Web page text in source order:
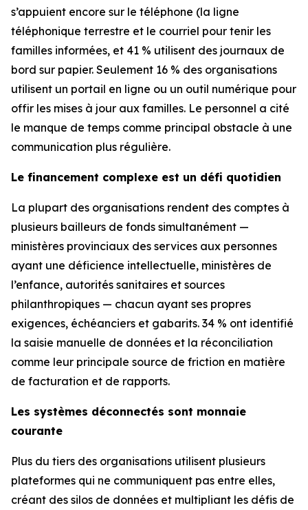
s’appuient encore sur le téléphone (la ligne
téléphonique terrestre et le courriel pour tenir les
familles informées, et 41 % utilisent des journaux de
bord sur papier. Seulement 16 % des organisations
utilisent un portail en ligne ou un outil numérique pour
offir les mises à jour aux familles. Le personnel a cité
le manque de temps comme principal obstacle à une
communication plus régulière.
Le financement complexe est un défi quotidien
La plupart des organisations rendent des comptes à
plusieurs bailleurs de fonds simultanément —
ministères provinciaux des services aux personnes
ayant une déficience intellectuelle, ministères de
l’enfance, autorités sanitaires et sources
philanthropiques — chacun ayant ses propres
exigences, échéanciers et gabarits. 34 % ont identifié
la saisie manuelle de données et la réconciliation
comme leur principale source de friction en matière
de facturation et de rapports.
Les systèmes déconnectés sont monnaie
courante
Plus du tiers des organisations utilisent plusieurs
plateformes qui ne communiquent pas entre elles,
créant des silos de données et multipliant les défis de